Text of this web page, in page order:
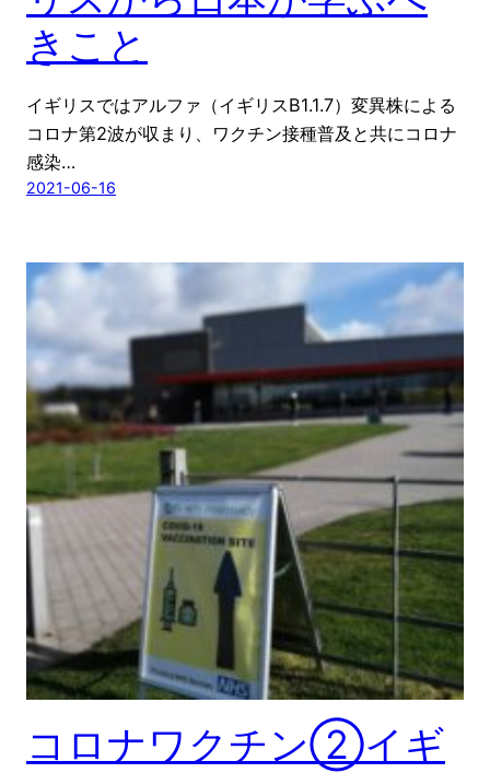
きこと
イギリスではアルファ（イギリスB1.1.7）変異株による
コロナ第2波が収まり、ワクチン接種普及と共にコロナ
感染…
2021-06-16
コロナワクチン②イギ